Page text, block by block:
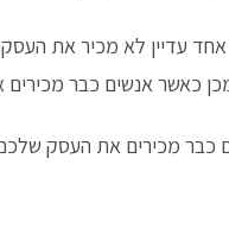
עדיין לא מכיר את
כאשר אנשים כבר מכירים
מכירים את העסק שלכם